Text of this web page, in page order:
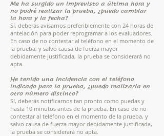
Me ha surgido un imprevisto a última hora y
no podré realizar la prueba, ¿puedo cambiar
la hora y la fecha?
Sí, deberás avisarnos preferiblemente con 24 horas de
antelación para poder reprogramar a los evaluadores.
En caso de no contestar al teléfono en el momento de
la prueba, y salvo causa de fuerza mayor
debidamente justificada, la prueba se considerará no
apta.
He tenido una incidencia con el teléfono
indicado para la prueba, ¿puedo realizarla en
otro número distinto?
Sí, deberás notificarnos tan pronto como puedas y
hasta 10 minutos antes de la prueba. En caso de no
contestar al teléfono en el momento de la prueba, y
salvo causa de fuerza mayor debidamente justificada,
la prueba se considerará no apta.